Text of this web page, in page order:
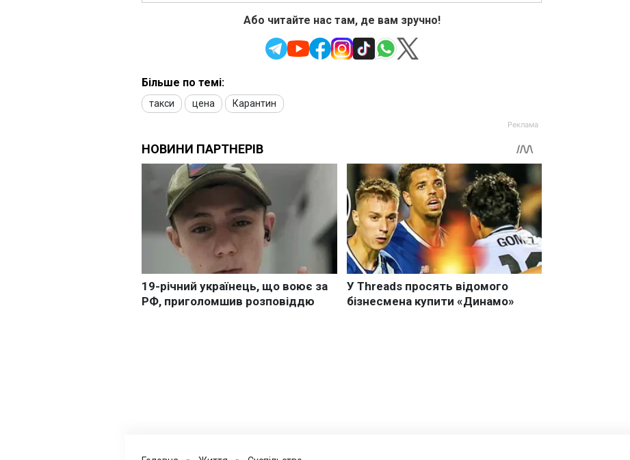
Або читайте нас там, де вам зручно!
Більше по темі:
такси цена Карантин